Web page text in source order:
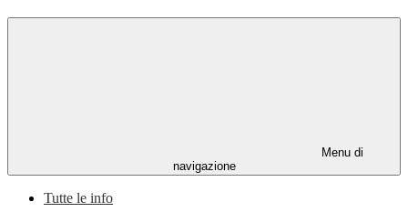
Menu di
navigazione
Tutte le info